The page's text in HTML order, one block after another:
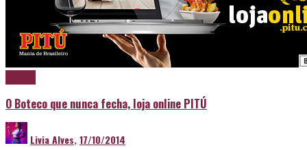
O Boteco que nunca fecha, loja online PITÚ
Livia Alves,17/10/2014